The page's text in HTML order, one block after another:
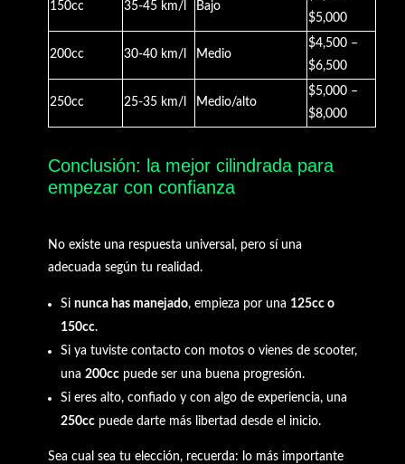
150cc 35-45 km/l Bajo
$5,000
200cc 30-40 km/l Medio
$4,500 –
$6,500
250cc 25-35 km/l Medio/alto
$5,000 –
$8,000
Conclusión: la mejor cilindrada para
empezar con confianza
No existe una respuesta universal, pero sí una
adecuada según tu realidad.
Si nunca has manejado, empieza por una 125cc o
150cc.
Si ya tuviste contacto con motos o vienes de scooter,
una 200ccpuede ser una buena progresión.
Si eres alto, confiado y con algo de experiencia, una
250ccpuede darte más libertad desde el inicio.
Sea cual sea tu elección, recuerda: lo más importante